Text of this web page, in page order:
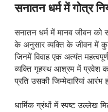
सनातन धर्म में गोत्र
सनातन धर्म में मानव जीवन को
के अनुसार व्यक्ति के जीवन में
जिनमें विवाह एक अत्यंत
व्यक्ति गृहस्थ आश्रम में प्रवेश
प्रति उसकी जिम्मेदारियां आरंभ
धार्मिक ग्रंथों में स्पष्ट उल्लेख